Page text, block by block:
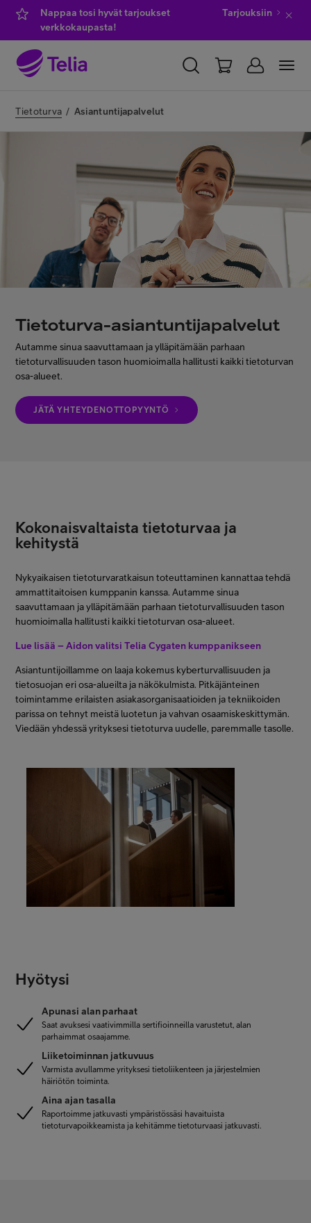
Nappaa tosi hyvät tarjoukset
verkkokaupasta!
Tarjouksiin
Asiakastuki
Minun Telia Yrityksille
Inspiroidu
FI EN SV
Tietoturva / Asiantuntijapalvelut
Tietoturva-asiantuntijapalvelut
Autamme sinua saavuttamaan ja ylläpitämään parhaan
tietoturvallisuuden tason huomioimalla hallitusti kaikki tietoturvan
osa-alueet.
JÄTÄ YHTEYDENOTTOPYYNTÖ
Kokonaisvaltaista tietoturvaa ja
kehitystä
Nykyaikaisen tietoturvaratkaisun toteuttaminen kannattaa tehdä
ammattitaitoisen kumppanin kanssa. Autamme sinua
saavuttamaan ja ylläpitämään parhaan tietoturvallisuuden tason
huomioimalla hallitusti kaikki tietoturvan osa-alueet.
Lue lisää – Aidon valitsi Telia Cygaten kumppanikseen
Asiantuntijoillamme on laaja kokemus kyberturvallisuuden ja
tietosuojan eri osa-alueilta ja näkökulmista. Pitkäjänteinen
toimintamme erilaisten asiakasorganisaatioiden ja tekniikoiden
parissa on tehnyt meistä luotetun ja vahvan osaamiskeskittymän.
Viedään yhdessä yrityksesi tietoturva uudelle, paremmalle tasolle.
Hyötysi
Apunasi alan parhaat
Saat avuksesi vaativimmilla sertifioinneilla varustetut, alan
parhaimmat osaajamme.
Liiketoiminnan jatkuvuus
Varmista avullamme yrityksesi tietoliikenteen ja järjestelmien
häiriötön toiminta.
Aina ajan tasalla
Raportoimme jatkuvasti ympäristössäsi havaituista
tietoturvapoikkeamista ja kehitämme tietoturvaasi jatkuvasti.